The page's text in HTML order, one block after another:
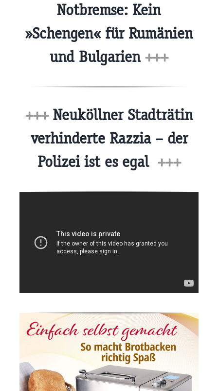
Notbremse: Kein
»Schengen« für Rumänien
und Bulgarien +++
+++Neuköllner Stadträtin
verhinderte Razzia – der
Polizei ist es egal +++